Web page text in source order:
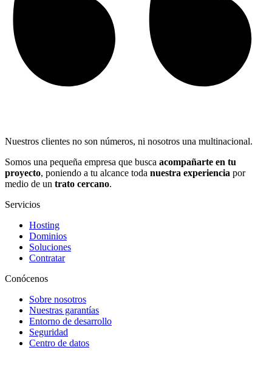
Nuestros clientes no son números, ni nosotros una multinacional.
Somos una pequeña empresa que busca acompañarte en tu
proyecto, poniendo a tu alcance toda nuestra experiencia por
medio de un trato cercano.
Servicios
Hosting
Dominios
Soluciones
Contratar
Conócenos
Sobre nosotros
Nuestras garantías
Entorno de desarrollo
Seguridad
Centro de datos